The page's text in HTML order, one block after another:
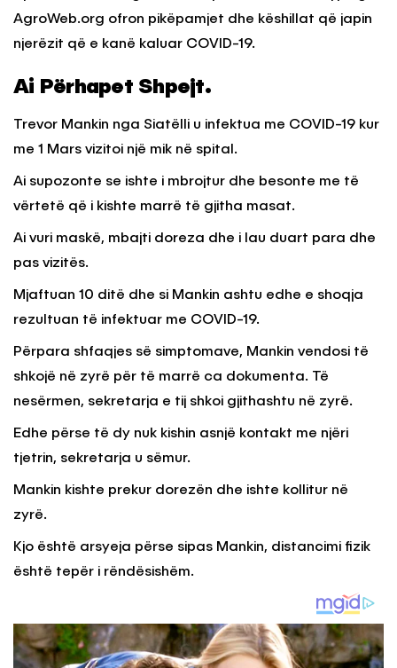
AgroWeb.org ofron pikëpamjet dhe këshillat që japin
njerëzit që e kanë kaluar COVID-19.
Ai Përhapet Shpejt.
Trevor Mankin nga Siatëlli u infektua me COVID-19 kur
me 1 Mars vizitoi një mik në spital.
Ai supozonte se ishte i mbrojtur dhe besonte me të
vërtetë që i kishte marrë të gjitha masat.
Ai vuri maskë, mbajti doreza dhe i lau duart para dhe
pas vizitës.
Mjaftuan 10 ditë dhe si Mankin ashtu edhe e shoqja
rezultuan të infektuar me COVID-19.
Përpara shfaqjes së simptomave, Mankin vendosi të
shkojë në zyrë për të marrë ca dokumenta. Të
nesërmen, sekretarja e tij shkoi gjithashtu në zyrë.
Edhe përse të dy nuk kishin asnjë kontakt me njëri
tjetrin, sekretarja u sëmur.
Mankin kishte prekur dorezën dhe ishte kollitur në
zyrë.
Kjo është arsyeja përse sipas Mankin, distancimi fizik
është tepër i rëndësishëm.